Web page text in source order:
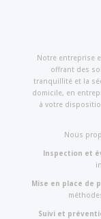
Notre entreprise
offrant des
tranquillité et la
domicile, en
à votre
Nous
Inspection et
Mise en place de
Suivi et